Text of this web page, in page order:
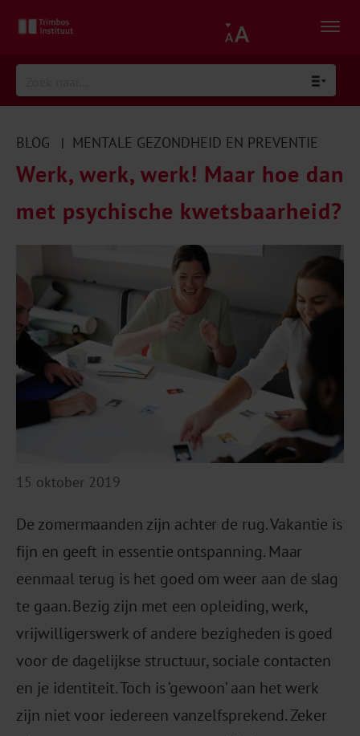
BLOG | MENTALE GEZONDHEID EN PREVENTIE
Werk, werk, werk! Maar hoe dan
met psychische kwetsbaarheid?
15 oktober 2019
De zomermaanden zijn achter de rug. Vakantie is
fijn en geeft in essentie ontspanning. Maar
eenmaal terug is het goed om weer aan de slag
te gaan. Bezig zijn met een opleiding, werk,
vrijwilligerswerk of andere bezigheden is goed
voor de dagelijkse structuur, sociale contacten
en je identiteit. Toch is ‘gewoon’ aan het werk
zijn niet voor iedereen vanzelfsprekend. Zeker